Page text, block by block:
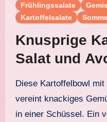
Frühlingssalate
Kartoffelsalate
Knusprige
Salat und
Diese Kartoffelbowl mit Salat und Avocadodressing
vereint knackiges
in einer Schüssel. Ein